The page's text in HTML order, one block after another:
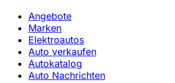
Angebote
Marken
Elektroautos
Auto verkaufen
Autokatalog
Auto Nachrichten